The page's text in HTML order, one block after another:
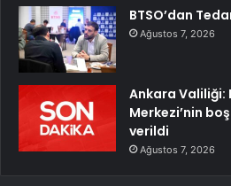
BTSO’dan
Ağustos 7, 2026
Ankara Valiliği:
Merkezi’nin
verildi
Ağustos 7, 2026